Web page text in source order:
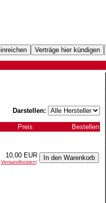
Darstellen:
Preis Bestellen
10,00 EUR
Versandkosten]